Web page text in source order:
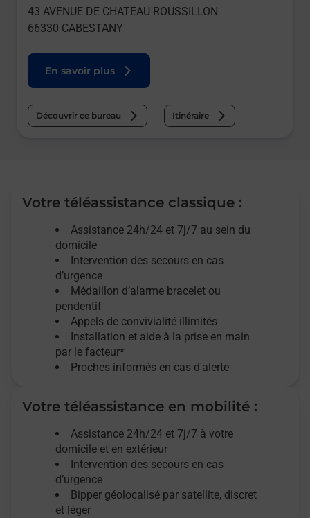
43 AVENUE DE CHATEAU ROUSSILLON
66330 CABESTANY
En savoir plus
Découvrir ce bureau Itinéraire
Votre téléassistance classique :
Assistance 24h/24 et 7j/7 au sein du
domicile
Intervention des secours en cas
d’urgence
Médaillon d’alarme bracelet ou
pendentif
Appels de convivialité illimités
Installation et aide à la prise en main
par le facteur*
Proches informés en cas d'alerte
Votre téléassistance en mobilité :
Assistance 24h/24 et 7j/7 à votre
domicile et en extérieur
Intervention des secours en cas
d’urgence
Bipper géolocalisé par satellite, discret
et léger